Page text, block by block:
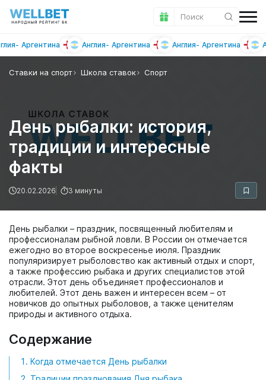
Поиск
Аргентина Англия Аргентина Англия Аргентина
Ставки на спорт Школа ставок Спорт
День рыбалки: история,
традиции и интересные
факты
20.02.2026 3 минуты
День рыбалки – праздник, посвященный любителям и
профессионалам рыбной ловли. В России он отмечается
ежегодно во второе воскресенье июля. Праздник
популяризирует рыболовство как активный отдых и спорт,
а также профессию рыбака и других специалистов этой
отрасли. Этот день объединяет профессионалов и
любителей. Этот день важен и интересен всем – от
новичков до опытных рыболовов, а также ценителям
природы и активного отдыха.
Содержание
Когда отмечается День рыбалки